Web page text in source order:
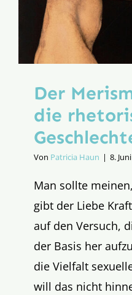
Der
die
Von Patricia Haun | 8.
Man sollte
gibt der Liebe
auf den Versuch,
der Basis her
die Vielfalt
will das nicht